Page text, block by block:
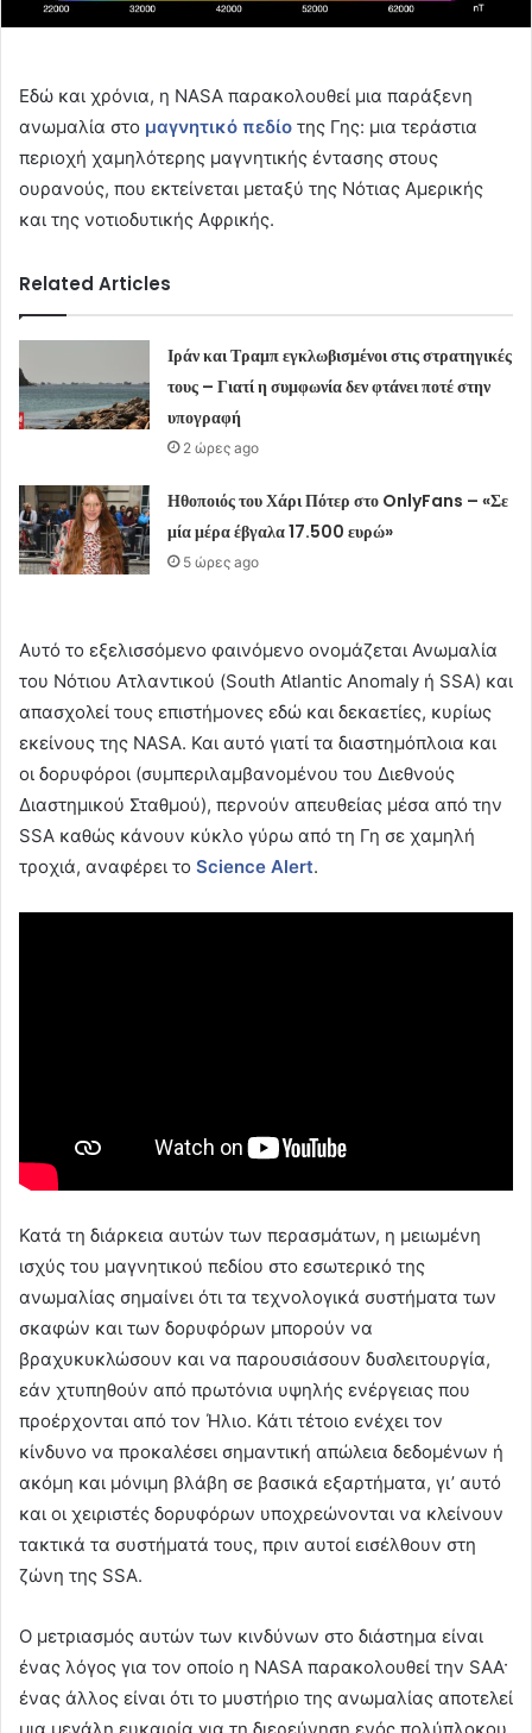
Εδώ και χρόνια, η NASA παρακολουθεί μια παράξενη
ανωμαλία στο μαγνητικό πεδίο της Γης: μια τεράστια
περιοχή χαμηλότερης μαγνητικής έντασης στους
ουρανούς, που εκτείνεται μεταξύ της Νότιας Αμερικής
και της νοτιοδυτικής Αφρικής.
Related Articles
Ιράν και Τραμπ εγκλωβισμένοι στις στρατηγικές
τους – Γιατί η συμφωνία δεν φτάνει ποτέ στην
υπογραφή
2 ώρες ago
Ηθοποιός του Χάρι Πότερ στο OnlyFans – «Σε
μία μέρα έβγαλα 17.500 ευρώ»
5 ώρες ago
Αυτό το εξελισσόμενο φαινόμενο ονομάζεται Ανωμαλία
του Νότιου Ατλαντικού (South Atlantic Anomaly ή SSA) και
απασχολεί τους επιστήμονες εδώ και δεκαετίες, κυρίως
εκείνους της NASA. Και αυτό γιατί τα διαστημόπλοια και
οι δορυφόροι (συμπεριλαμβανομένου του Διεθνούς
Διαστημικού Σταθμού), περνούν απευθείας μέσα από την
SSA καθώς κάνουν κύκλο γύρω από τη Γη σε χαμηλή
τροχιά, αναφέρει το Science Alert.
Κατά τη διάρκεια αυτών των περασμάτων, η μειωμένη
ισχύς του μαγνητικού πεδίου στο εσωτερικό της
ανωμαλίας σημαίνει ότι τα τεχνολογικά συστήματα των
σκαφών και των δορυφόρων μπορούν να
βραχυκυκλώσουν και να παρουσιάσουν δυσλειτουργία,
εάν χτυπηθούν από πρωτόνια υψηλής ενέργειας που
προέρχονται από τον Ήλιο. Κάτι τέτοιο ενέχει τον
κίνδυνο να προκαλέσει σημαντική απώλεια δεδομένων ή
ακόμη και μόνιμη βλάβη σε βασικά εξαρτήματα, γι’ αυτό
και οι χειριστές δορυφόρων υποχρεώνονται να κλείνουν
τακτικά τα συστήματά τους, πριν αυτοί εισέλθουν στη
ζώνη της SSA.
Ο μετριασμός αυτών των κινδύνων στο διάστημα είναι
ένας λόγος για τον οποίο η NASA παρακολουθεί την SAA·
ένας άλλος είναι ότι το μυστήριο της ανωμαλίας αποτελεί